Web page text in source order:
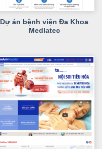
Dự án bệnh viện Đa Khoa
Medlatec